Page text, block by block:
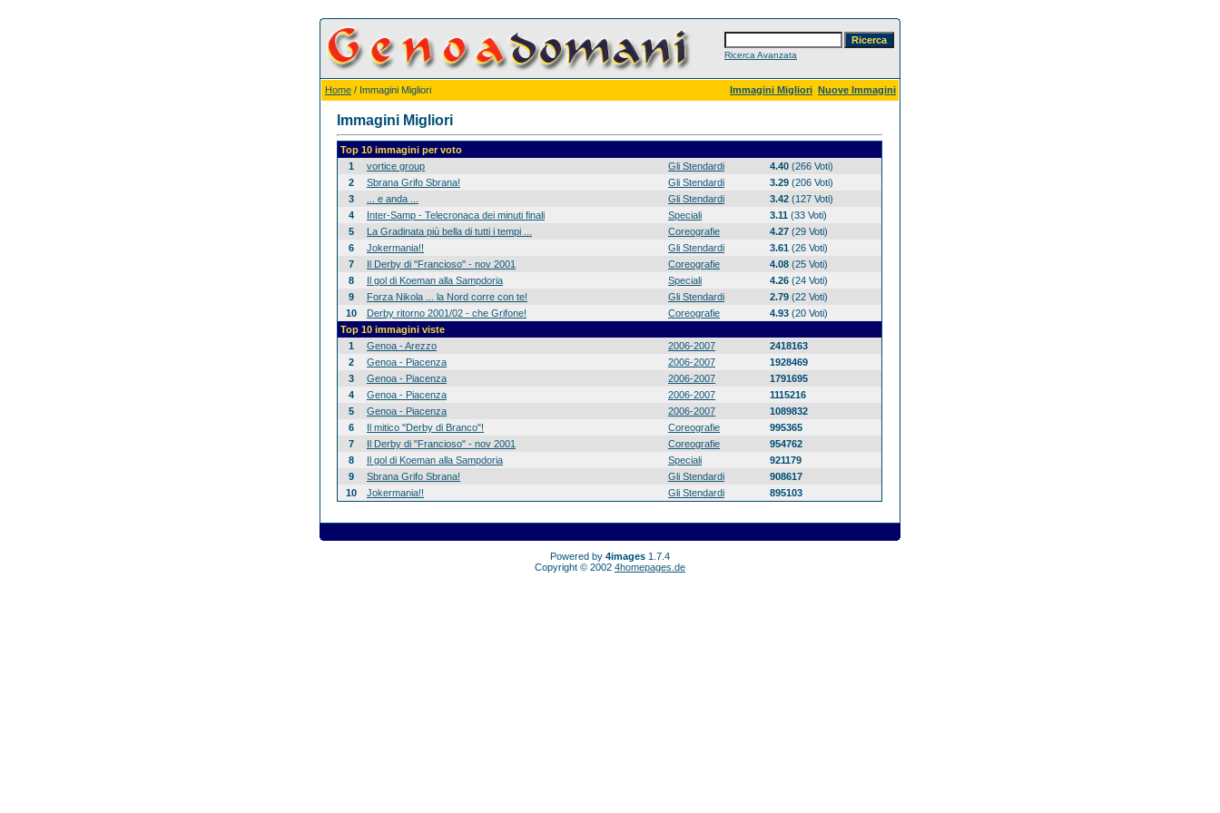
Ricerca Avanzata
Home / Immagini Migliori Immagini Migliori Nuove Immagini
Immagini Migliori
Top 10 immagini per voto
1
vortice group Gli Stendardi 4.40 (266 Voti)
2
Sbrana Grifo Sbrana! Gli Stendardi 3.29 (206 Voti)
3
... e anda ... Gli Stendardi 3.42 (127 Voti)
4
Inter-Samp - Telecronaca dei minuti finali Speciali 3.11 (33 Voti)
5
La Gradinata più bella di tutti i tempi ... Coreografie 4.27 (29 Voti)
6
Jokermania!! Gli Stendardi 3.61 (26 Voti)
7
Il Derby di "Francioso" - nov 2001 Coreografie 4.08 (25 Voti)
8
Il gol di Koeman alla Sampdoria Speciali 4.26 (24 Voti)
9
Forza Nikola ... la Nord corre con te! Gli Stendardi 2.79 (22 Voti)
10
Derby ritorno 2001/02 - che Grifone! Coreografie 4.93 (20 Voti)
Top 10 immagini viste
1
Genoa - Arezzo 2006-2007
2418163
2
Genoa - Piacenza 2006-2007
1928469
3
Genoa - Piacenza 2006-2007
1791695
4
Genoa - Piacenza 2006-2007
1115216
5
Genoa - Piacenza 2006-2007
1089832
6
Il mitico "Derby di Branco"! Coreografie
995365
7
Il Derby di "Francioso" - nov 2001 Coreografie
954762
8
Il gol di Koeman alla Sampdoria Speciali
921179
9
Sbrana Grifo Sbrana! Gli Stendardi
908617
10
Jokermania!! Gli Stendardi 895103
Powered by 4images 1.7.4
Copyright © 2002 4homepages.de